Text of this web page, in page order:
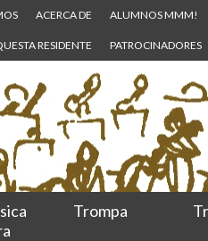
ACERCA DE ALUMNOS MMM!
RESIDENTE PATROCINADORES
Trompa